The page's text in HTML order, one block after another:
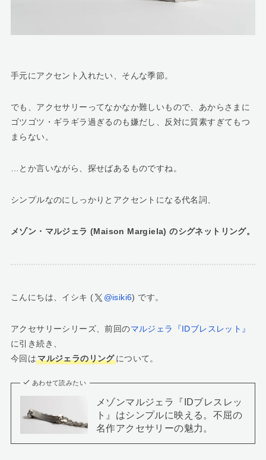
手元にアクセント入れたい、そんな季節。
でも、アクセサリーってなかなか難しいもので、あからさまに
ゴツゴツ・ギラギラ過ぎるのも嫌だし、反対に質素すぎてもつ
まらない。
…とか言いながら、探せばあるものですね。
シンプルなのにしっかりとアクセントになる代名詞、
メゾン・マルジェラ (Maison Margiela) のシグネットリング。
こんにちは、イシキ ( @isiki6) です。
アクセサリーシリーズ、前回のマルジェラ『IDブレスレット』
に引き続き、
今回はマルジェラのリングについて。
あわせて読みたい
メゾンマルジェラ『IDブレスレッ
ト』はシンプルに映える。不屈の
名作アクセサリーの魅力。